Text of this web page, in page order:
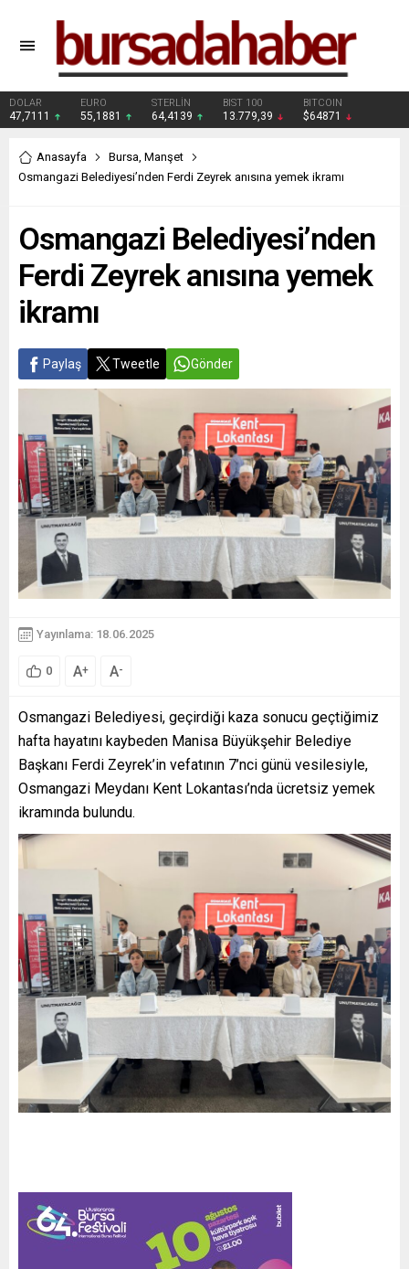
DOLAR
47,7111
EURO
55,1881
STERLİN
64,4139
BIST 100
13.779,39
BITCOIN
$64871
Anasayfa Bursa, Manşet
Osmangazi Belediyesi’nden Ferdi Zeyrek anısına yemek ikramı
Osmangazi Belediyesi’nden
Ferdi Zeyrek anısına yemek
ikramı
Paylaş Tweetle Gönder
Yayınlama: 18.06.2025
0 A+ A-
Osmangazi Belediyesi, geçirdiği kaza sonucu geçtiğimiz
hafta hayatını kaybeden Manisa Büyükşehir Belediye
Başkanı Ferdi Zeyrek’in vefatının 7’nci günü vesilesiyle,
Osmangazi Meydanı Kent Lokantası’nda ücretsiz yemek
ikramında bulundu.